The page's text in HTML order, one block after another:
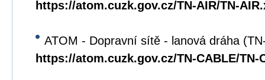
https://atom.cuzk.gov.cz/TN-AIR/TN-
ATOM - Dopravní sítě - lanová dráha
https://atom.cuzk.gov.cz/TN-CABLE/TN-